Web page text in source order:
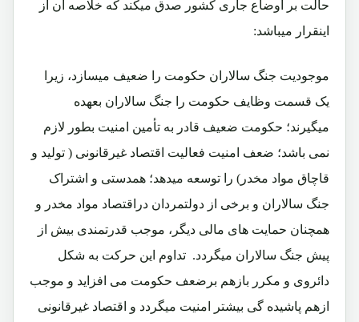
حالت بر اوضاع جاری کشور صدق میکند که خلاصه آن از
اینقرار میباشد:
موجودیت جنگ سالاران حکومت را ضعیف میسازد، زیرا
یک قسمت وظایف حکومت را جنگ سالاران بعهده
میگیرند؛ حکومت ضعیف قادر به تأمین امنیت بطور لازم
نمی باشد؛ ضعف امنیت فعالیت اقتصاد غیرقانونی ( تولید و
قاچاق مواد مخدر) را توسعه میدهد؛ همدستی و اشتراک
جنگ سالاران و برخی از دولتمردان دراقتصاد مواد مخدر و
همچنان حمایت های مالی دیگر، موجب قدرتمندی بیش از
پیش جنگ سالاران میگردد. تداوم این حرکت به شکل
دائروی و مکرر بازهم برضعف حکومت می افزاید و موجب
ازهم پاشیده گی بیشتر امنیت میگردد و اقتصاد غیرقانونی